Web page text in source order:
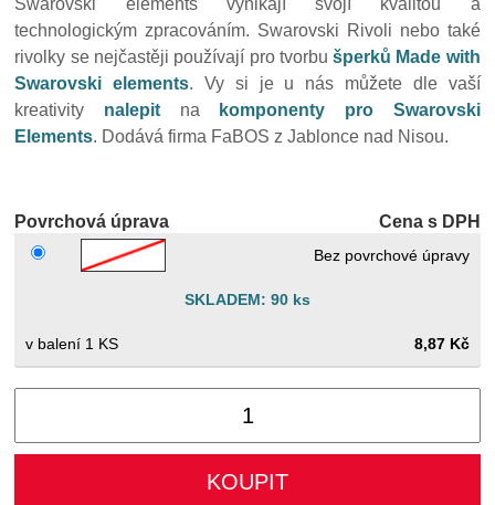
Swarovski elements vynikají svojí kvalitou a
technologickým zpracováním. Swarovski Rivoli nebo také
rivolky se nejčastěji používají pro tvorbušperků Made with
Swarovski elements. Vy si je u nás můžete dle vaší
kreativity nalepit na
komponenty pro Swarovski
Elements. Dodává firma FaBOS z Jablonce nad Nisou.
Povrchová úprava Cena s DPH
Bez povrchové úpravy
SKLADEM: 90 ks
1 KS 8,87 Kč